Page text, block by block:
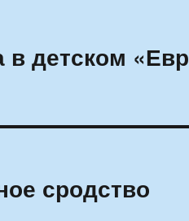
в детском
сродство